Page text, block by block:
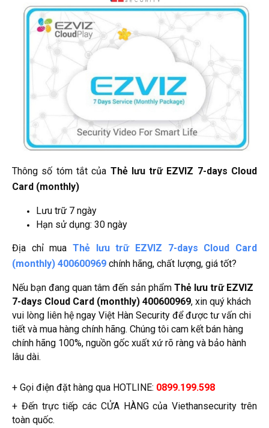
Thông số tóm tắt của Thẻ lưu trữ EZVIZ 7-days Cloud
Card (monthly)
Lưu trữ 7 ngày
Hạn sử dụng: 30 ngày
Địa chỉ mua Thẻ lưu trữ EZVIZ 7-days Cloud Card
(monthly) 400600969 chính hãng, chất lượng, giá tốt?
Nếu bạn đang quan tâm đến sản phẩm Thẻ lưu trữ EZVIZ
7-days Cloud Card (monthly) 400600969, xin quý khách
vui lòng liên hệ ngay Việt Hàn Security để được tư vấn chi
tiết và mua hàng chính hãng. Chúng tôi cam kết bán hàng
chính hãng 100%, nguồn gốc xuất xứ rõ ràng và bảo hành
lâu dài.
+ Gọi điện đặt hàng qua HOTLINE: 0899.199.598
+ Đến trực tiếp các CỬA HÀNG của Viethansecurity trên
toàn quốc.